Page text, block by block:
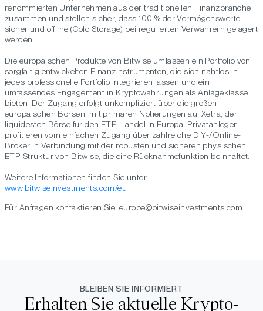
renommierten Unternehmen aus der traditionellen Finanzbranche
zusammen und stellen sicher, dass 100 % der Vermögenswerte
sicher und offline (Cold Storage) bei regulierten Verwahrern gelagert
werden.
Die europäischen Produkte von Bitwise umfassen ein Portfolio von
sorgfältig entwickelten Finanzinstrumenten, die sich nahtlos in
jedes professionelle Portfolio integrieren lassen und ein
umfassendes Engagement in Kryptowährungen als Anlageklasse
bieten. Der Zugang erfolgt unkompliziert über die großen
europäischen Börsen, mit primären Notierungen auf Xetra, der
liquidesten Börse für den ETF-Handel in Europa. Privatanleger
profitieren vom einfachen Zugang über zahlreiche DIY-/Online-
Broker in Verbindung mit der robusten und sicheren physischen
ETP-Struktur von Bitwise, die eine Rücknahmefunktion beinhaltet.
Weitere Informationen finden Sie unter
www.bitwiseinvestments.com/eu
Für Anfragen kontaktieren Sie: europe@bitwiseinvestments.com
BLEIBEN SIE INFORMIERT
Erhalten Sie aktuelle Krypto-